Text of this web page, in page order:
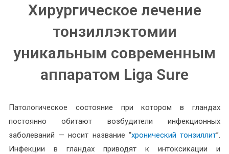
Хирургическое лечение
тонзиллэктомии
уникальным современным
аппаратом Liga Sure
Патологическое состояние при котором в гландах
постоянно обитают возбудители инфекционных
заболеваний — носит название “хронический тонзиллит”.
Инфекции в гландах приводят к интоксикации и